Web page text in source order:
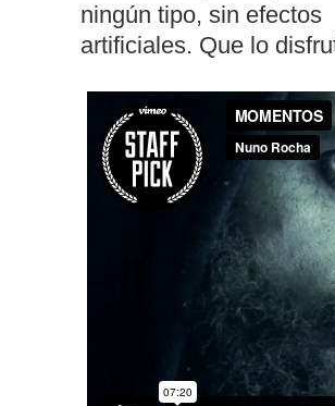
ningún tipo, sin efectos
artificiales. Que lo